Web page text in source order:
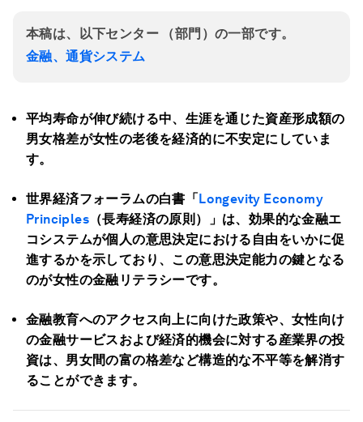
本稿は、以下センター （部門）の一部です。
金融、通貨システム
平均寿命が伸び続ける中、生涯を通じた資産形成額の
男女格差が女性の老後を経済的に不安定にしていま
す。
世界経済フォーラムの白書「Longevity Economy
Principles （長寿経済の原則）」は、効果的な金融エ
コシステムが個人の意思決定における自由をいかに促
進するかを示しており、この意思決定能力の鍵となる
のが女性の金融リテラシーです。
金融教育へのアクセス向上に向けた政策や、女性向け
の金融サービスおよび経済的機会に対する産業界の投
資は、男女間の富の格差など構造的な不平等を解消す
ることができます。